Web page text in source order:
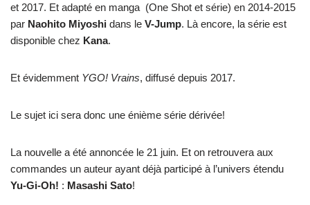
et 2017. Et adapté en manga (One Shot et série) en 2014-2015
par Naohito Miyoshi dans le V-Jump. Là encore, la série est
disponible chez Kana.
Et évidemment YGO! Vrains, diffusé depuis 2017.
Le sujet ici sera donc une énième série dérivée!
La nouvelle a été annoncée le 21 juin. Et on retrouvera aux
commandes un auteur ayant déjà participé à l’univers étendu
Yu-Gi-Oh! : Masashi Sato!